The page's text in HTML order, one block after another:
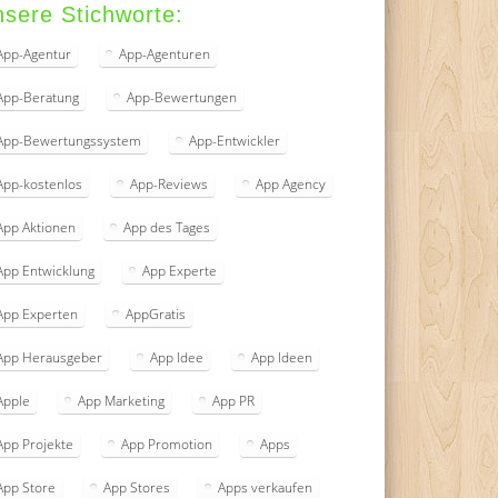
Stichworte:
Agentur App-Agenturen
Beratung App-Bewertungen
Bewertungssystem App-Entwickler
kostenlos App-Reviews App Agency
Aktionen App des Tages
Entwicklung App Experte
Experten AppGratis
Herausgeber App Idee App Ideen
App Marketing App PR
Projekte App Promotion Apps
Store App Stores Apps verkaufen